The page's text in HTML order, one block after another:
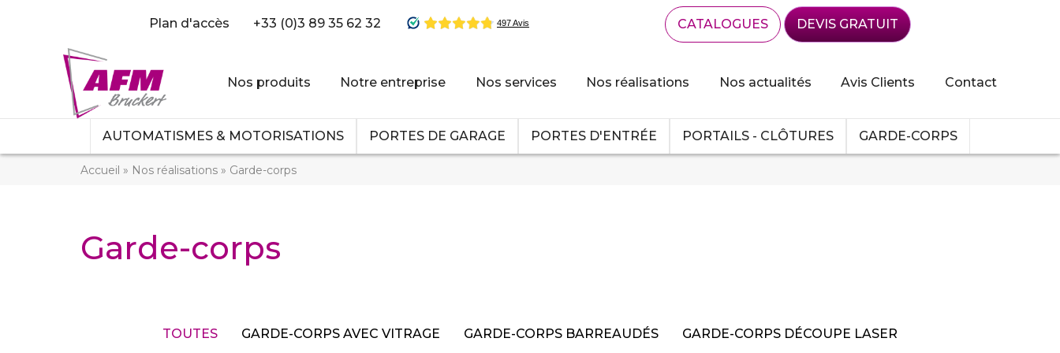
Plan d'accès +33 (0)3 89 35 62 32 CATALOGUES DEVIS GRATUIT
Nos produits Notre entreprise Nos services Nos réalisations Nos actualités Avis Clients Contact
AUTOMATISMES & MOTORISATIONS PORTES DE GARAGE PORTES D'ENTRÉE PORTAILS - CLÔTURES GARDE-CORPS
Accueil » Nos réalisations » Garde-corps
Garde-corps
TOUTES GARDE-CORPS AVEC VITRAGE GARDE-CORPS BARREAUDÉS GARDE-CORPS DÉCOUPE LASER